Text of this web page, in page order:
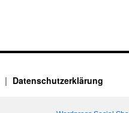
Datenschutzerklärung